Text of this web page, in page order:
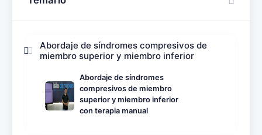
Abordaje de síndromes compresivos de
miembro superior y miembro inferior
Abordaje de síndromes
compresivos de miembro
superior y miembro inferior
con terapia manual